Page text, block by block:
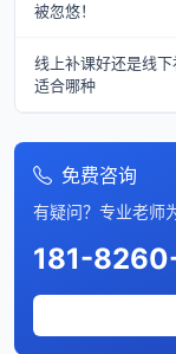
被忽悠！
线上补课好还是线
适合哪种
免费咨询
有疑问？专业老师
181-